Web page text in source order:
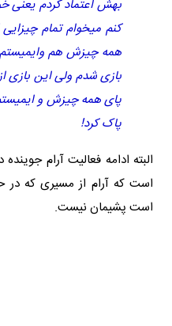
بهش اعتماد کردم یعنی
کنم میخوام تمام
همه چیزش هم وایمیستم
بازی شدم ولی این بازی
پای همه چیزش و
پاک کرد!
البته ادامه فعالیت آرام
است که آرام از مسیری که
است پشیمان نیست.